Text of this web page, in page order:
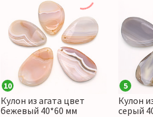
10
Кулон из агата цвет
бежевый 40*60 мм
5
Кулон
серый